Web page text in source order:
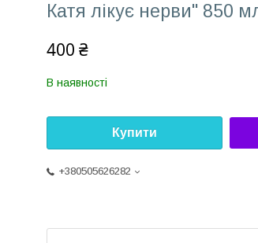
Катя лікує нерви" 850
400 ₴
В наявності
Купити
+380505626282